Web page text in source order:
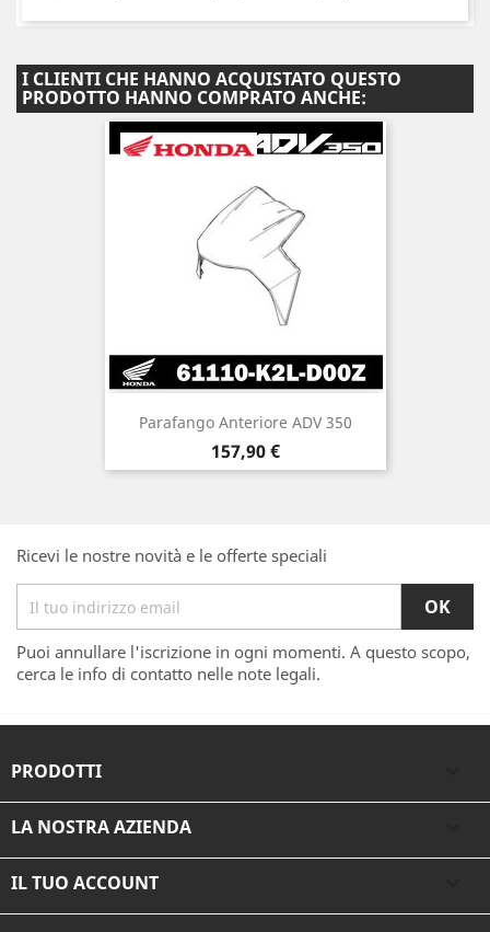
I CLIENTI CHE HANNO ACQUISTATO QUESTO
PRODOTTO HANNO COMPRATO ANCHE:
Parafango Anteriore ADV 350
Prezzo
157,90 €
Ricevi le nostre novità e le offerte speciali
Puoi annullare l'iscrizione in ogni momenti. A questo scopo,
cerca le info di contatto nelle note legali.
PRODOTTI
LA NOSTRA AZIENDA
IL TUO ACCOUNT